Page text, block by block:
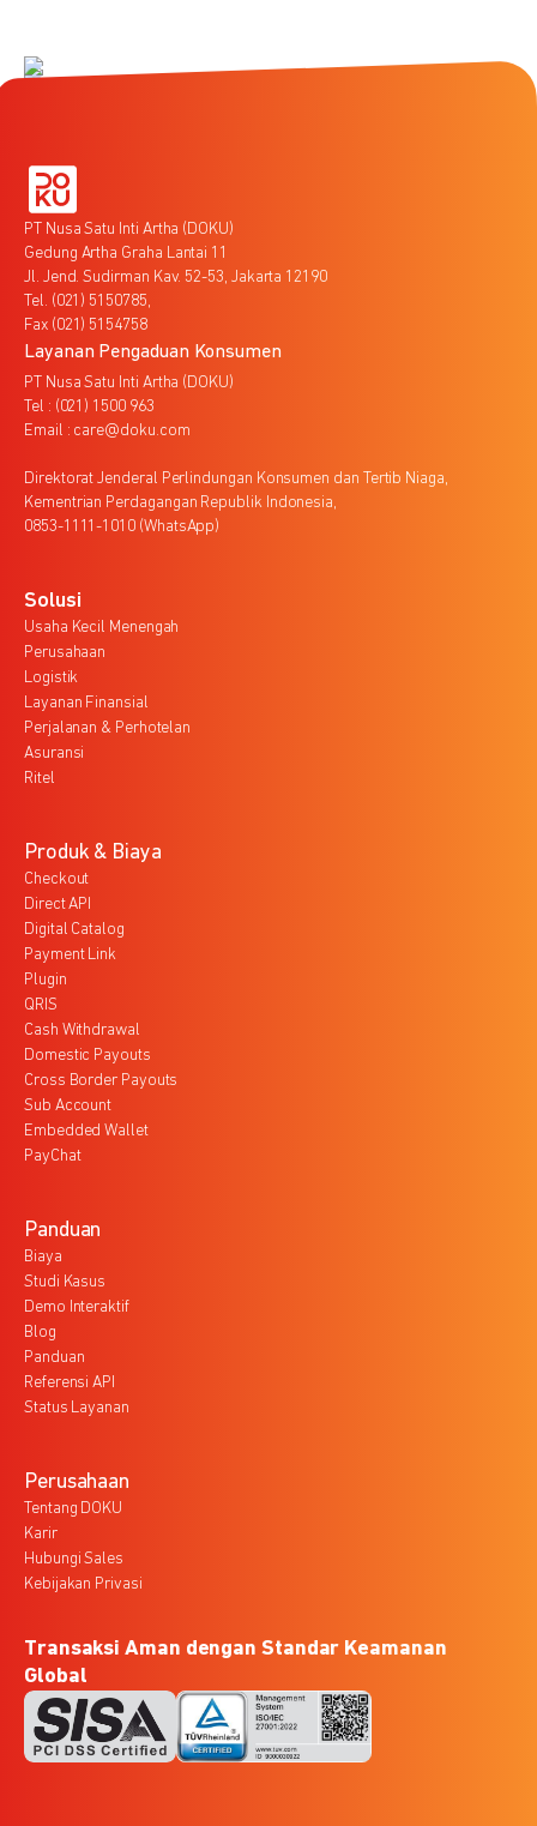
PT Nusa Satu Inti Artha (DOKU)
Gedung Artha Graha Lantai 11
Jl. Jend. Sudirman Kav. 52-53, Jakarta 12190
Tel. (021) 5150785,
Fax (021) 5154758
Layanan Pengaduan Konsumen
PT Nusa Satu Inti Artha (DOKU)
Tel : (021) 1500 963
Email : care@doku.com
Direktorat Jenderal Perlindungan Konsumen dan Tertib Niaga,
Kementrian Perdagangan Republik Indonesia,
0853-1111-1010 (WhatsApp)
Solusi
Usaha Kecil Menengah
Perusahaan
Logistik
Layanan Finansial
Perjalanan & Perhotelan
Asuransi
Ritel
Produk & Biaya
Checkout
Direct API
Digital Catalog
Payment Link
Plugin
QRIS
Cash Withdrawal
Domestic Payouts
Cross Border Payouts
Sub Account
Embedded Wallet
PayChat
Panduan
Biaya
Studi Kasus
Demo Interaktif
Blog
Panduan
Referensi API
Status Layanan
Perusahaan
Tentang DOKU
Karir
Hubungi Sales
Kebijakan Privasi
Transaksi Aman dengan Standar Keamanan
Global